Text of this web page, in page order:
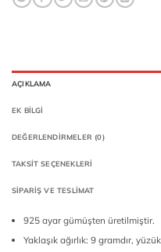
AÇIKLAMA
EK BILGI
DEĞERLENDIRMELER (0)
TAKSIT SEÇENEKLERI
SIPARIŞ VE TESLIMAT
925 ayar gümüşten üretilmiştir.
Yaklaşık ağırlık: 9 gramdır,